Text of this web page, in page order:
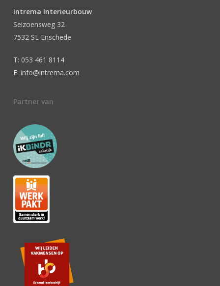
Intrema Interieurbouw
Seizoensweg 32
7532 SL Enschede
T: 053 461 8114
E: info@intrema.com
Partner van